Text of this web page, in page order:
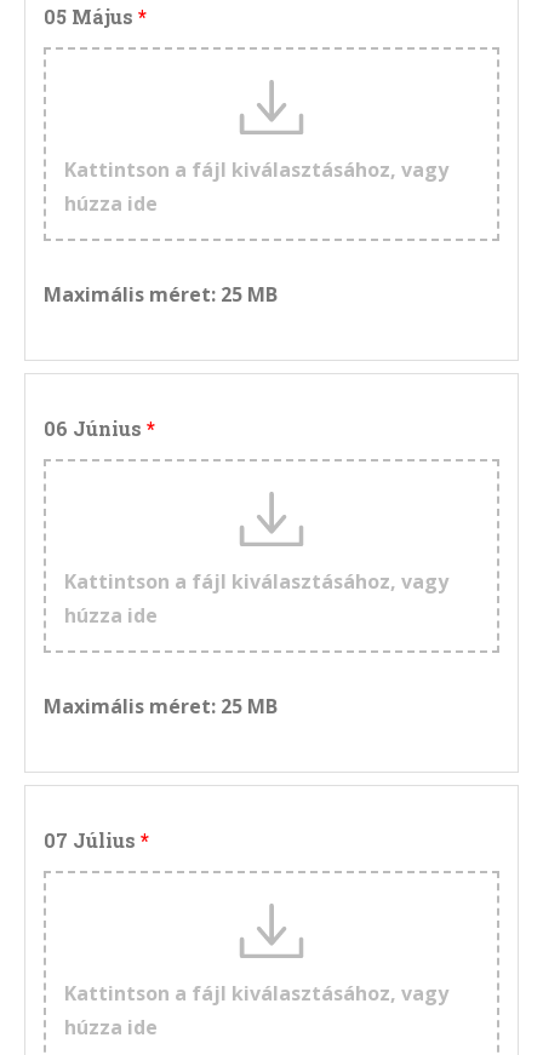
05 Május
Kattintson a fájl kiválasztásához, vagy
húzza ide
Maximális méret: 25 MB
06 Június
Kattintson a fájl kiválasztásához, vagy
húzza ide
Maximális méret: 25 MB
07 Július
Kattintson a fájl kiválasztásához, vagy
húzza ide